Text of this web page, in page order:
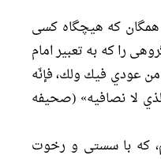
همگان که هیچگاه کسی
را که به تعبیر امام
عودي فیك ولك، فإنّه
لا نصافیه» (صحیفه
که با سستی و رخوت